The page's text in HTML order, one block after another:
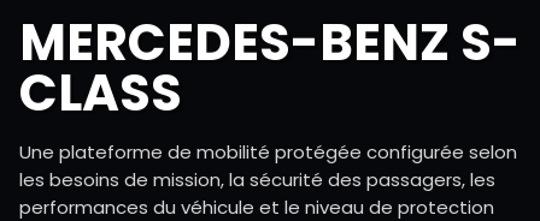
MERCEDES-BENZ S-
CLASS
Une plateforme de mobilité protégée configurée selon
les besoins de mission, la sécurité des passagers, les
performances du véhicule et le niveau de protection